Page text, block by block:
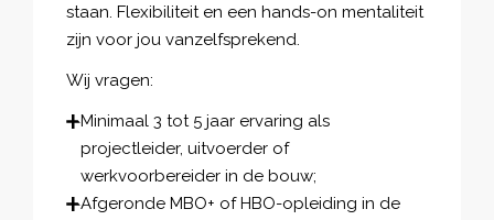
staan. Flexibiliteit en een hands-on mentaliteit
zijn voor jou vanzelfsprekend.
Wij vragen:
Minimaal 3 tot 5 jaar ervaring als
projectleider, uitvoerder of
werkvoorbereider in de bouw;
Afgeronde MBO+ of HBO-opleiding in de